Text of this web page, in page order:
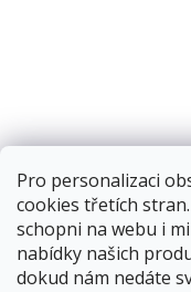
Pro personalizaci
cookies třetích
schopni na webu i
nabídky našich
dokud nám nedáte